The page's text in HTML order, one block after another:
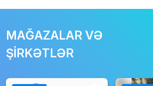
MAĞAZALAR VƏ
ŞİRKƏTLƏR